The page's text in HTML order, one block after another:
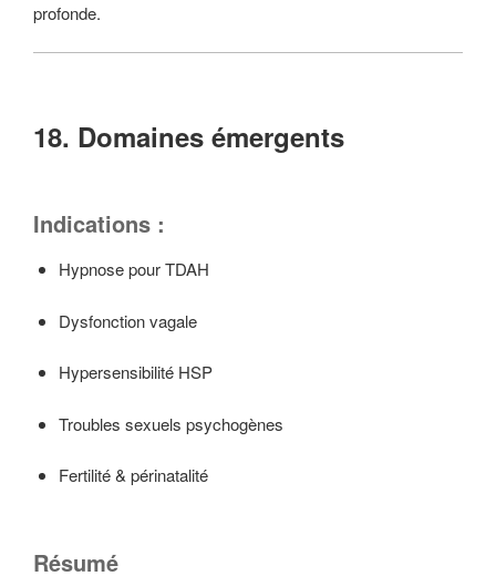
profonde.
18. Domaines émergents
Indications :
Hypnose pour TDAH
Dysfonction vagale
Hypersensibilité HSP
Troubles sexuels psychogènes
Fertilité & périnatalité
Résumé